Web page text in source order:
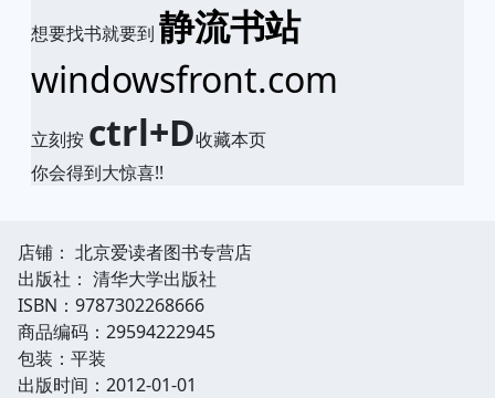
想要找书就要到 静流书站
windowsfront.com
立刻按 ctrl+D收藏本页
你会得到大惊喜!!
店铺： 北京爱读者图书专营店
出版社： 清华大学出版社
ISBN：9787302268666
商品编码：29594222945
包装：平装
出版时间：2012-01-01